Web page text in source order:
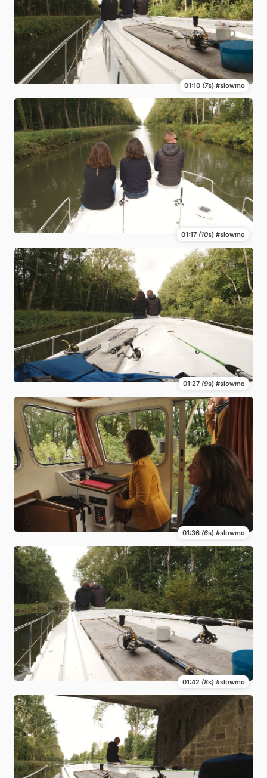
01:10 (7s) #slowmo
01:17 (10s) #slowmo
01:27 (9s) #slowmo
01:36 (6s) #slowmo
01:42 (8s) #slowmo